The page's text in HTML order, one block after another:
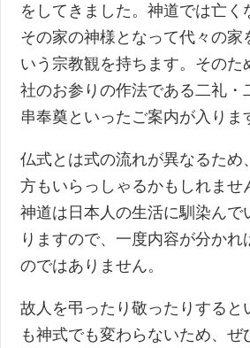
をしてきました。神道では亡く
その家の神様となって代々の家
いう宗教観を持ちます。そのた
社のお参りの作法である二礼・
串奉奠といったご案内が入りま
仏式とは式の流れが異なるため
方もいらっしゃるかもしれませ
神道は日本人の生活に馴染んで
りますので、一度内容が分かれ
のではありません。
故人を弔ったり敬ったりすると
も神式でも変わらないため、ぜ